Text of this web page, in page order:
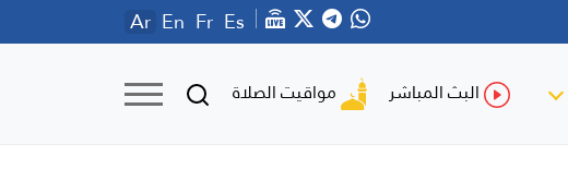
Ar En Fr Es
البث المباشر مواقيت الصلاة